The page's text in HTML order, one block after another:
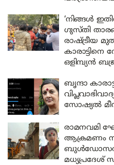
‘നിങ്ങൾ
ഗുസ്തി
രാഷ്ട്രീയ
കാരാട്ടിനെ
ഒളിമ്പ്യൻ
ബൃന്ദാ
സോഷ്യൽ
രാമനവമി
ആക്രമണം
ബുൾഡോസർ
മധ്യപ്രദേശ്